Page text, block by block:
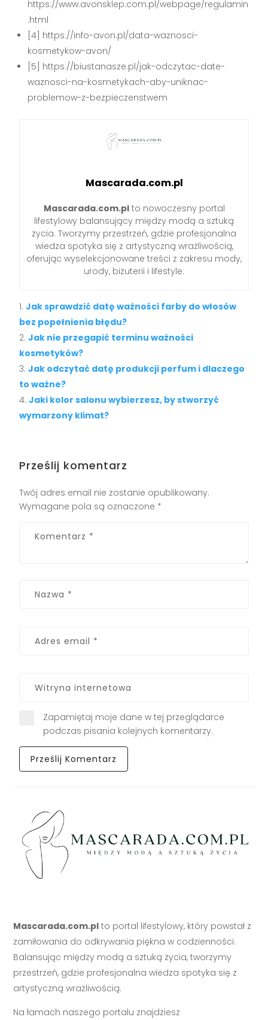
https://www.avonsklep.com.pl/webpage/regulamin
.html
[4] https://info-avon.pl/data-waznosci-
kosmetykow-avon/
[5] https://biustanasze.pl/jak-odczytac-date-
waznosci-na-kosmetykach-aby-uniknac-
problemow-z-bezpieczenstwem
Mascarada.com.pl
Mascarada.com.plto nowoczesny portal
lifestylowy balansujący między modą a sztuką
życia. Tworzymy przestrzeń, gdzie profesjonalna
wiedza spotyka się z artystyczną wrażliwością,
oferując wyselekcjonowane treści z zakresu mody,
urody, biżuterii i lifestyle.
Jak sprawdzić datę ważności farby do włosów
bez popełnienia błędu?
Jak nie przegapić terminu ważności
kosmetyków?
Jak odczytać datę produkcji perfum i dlaczego
to ważne?
Jaki kolor salonu wybierzesz, by stworzyć
wymarzony klimat?
Prześlij komentarz
Twój adres email nie zostanie opublikowany.
Wymagane pola są oznaczone *
Zapamiętaj moje dane w tej przeglądarce
podczas pisania kolejnych komentarzy.
Mascarada.com.pl to portal lifestylowy, który powstał z
zamiłowania do odkrywania piękna w codzienności.
Balansując między modą a sztuką życia, tworzymy
przestrzeń, gdzie profesjonalna wiedza spotyka się z
artystyczną wrażliwością.
Na łamach naszego portalu znajdziesz